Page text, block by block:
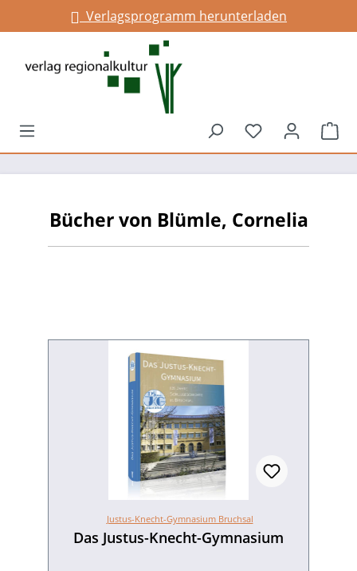
springenVerlagsprogramm herunterladen
Du hast 0
Bücher von Blümle, Cornelia
Justus-Knecht-Gymnasium Bruchsal
Das Justus-Knecht-Gymnasium